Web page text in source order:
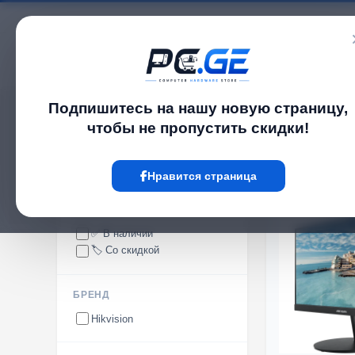
Подпишитесь на нашу новую страницу,
чтобы не пропустить скидки!
Нравится страница
Каталог
pc.ge/Компьютерს
Компьютерს
✅ В наличии
🏷️ Со скидкой
БРЕНД
Hikvision